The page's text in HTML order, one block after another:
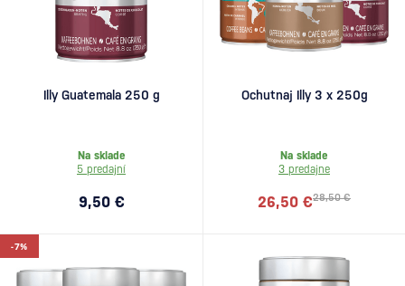
Illy Guatemala 250 g
Na sklade
5 predajní
9,50 €
Ochutnaj Illy 3 x 250g
Na sklade
3 predajne
28,50 €
26,50 €
-7%